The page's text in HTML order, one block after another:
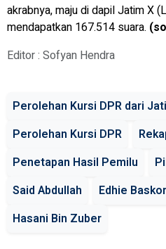
akrabnya, maju di dapil Jatim X
mendapatkan 167.514 suara.
Editor : Sofyan Hendra
Perolehan Kursi DPR dari
Perolehan Kursi DPR
Penetapan Hasil Pemilu
Said Abdullah
Edhie
Hasani Bin Zuber